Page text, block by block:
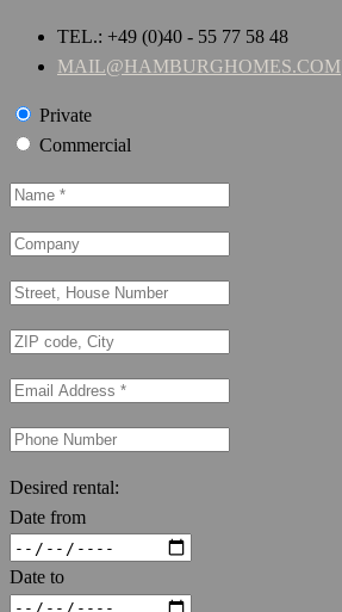
TEL.: +49 (0)40 - 55 77 58 48
MAIL@HAMBURGHOMES.COM
Private
Commercial
Desired rental:
Date from
Date to